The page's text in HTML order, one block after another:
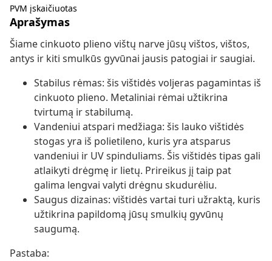
PVM įskaičiuotas
Aprašymas
Šiame cinkuoto plieno vištų narve jūsų vištos, vištos,
antys ir kiti smulkūs gyvūnai jausis patogiai ir saugiai.
Stabilus rėmas: šis vištidės voljeras pagamintas iš
cinkuoto plieno. Metaliniai rėmai užtikrina
tvirtumą ir stabilumą.
Vandeniui atspari medžiaga: šis lauko vištidės
stogas yra iš polietileno, kuris yra atsparus
vandeniui ir UV spinduliams. Šis vištidės tipas gali
atlaikyti drėgmę ir lietų. Prireikus jį taip pat
galima lengvai valyti drėgnu skudurėliu.
Saugus dizainas: vištidės vartai turi užraktą, kuris
užtikrina papildomą jūsų smulkių gyvūnų
saugumą.
Pastaba: